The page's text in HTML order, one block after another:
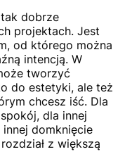
dobrze
projektach. Jest
od którego można
intencją. W
tworzyć
do estetyki, ale też
chcesz iść. Dla
dla innej
domknięcie
z większą